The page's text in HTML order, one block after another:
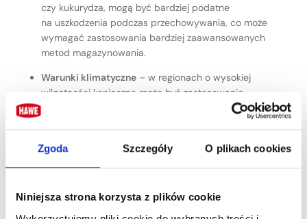
Zgoda Szczegóły O plikach cookies
Niniejsza strona korzysta z plików cookie
czy kukurydza, mogą być bardziej podatne
na uszkodzenia podczas przechowywania, co może
wymagać zastosowania bardziej zaawansowanych
metod magazynowania.
Warunki klimatyczne – w regionach o wysokiej
wilgotności konieczne może być zastosowanie
dodatkowych środków zabezpieczających, takich jak
suszenie zboża przed magazynowaniem lub używanie
technologii, takich jak systemy kontroli atmosfery